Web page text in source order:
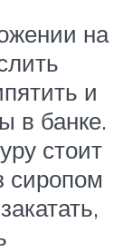
на
и
в банке.
стоит
сиропом